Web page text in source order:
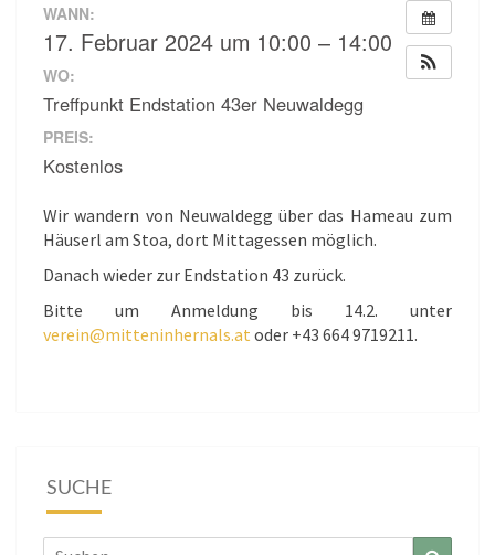
WANN:
17. Februar 2024 um 10:00 – 14:00
WO:
Treffpunkt Endstation 43er Neuwaldegg
PREIS:
Kostenlos
Wir wandern von Neuwaldegg über das Hameau zum
Häuserl am Stoa, dort Mittagessen möglich.
Danach wieder zur Endstation 43 zurück.
Bitte um Anmeldung bis 14.2. unter
verein@mitteninhernals.at oder +43 664 9719211.
SUCHE
Suchen